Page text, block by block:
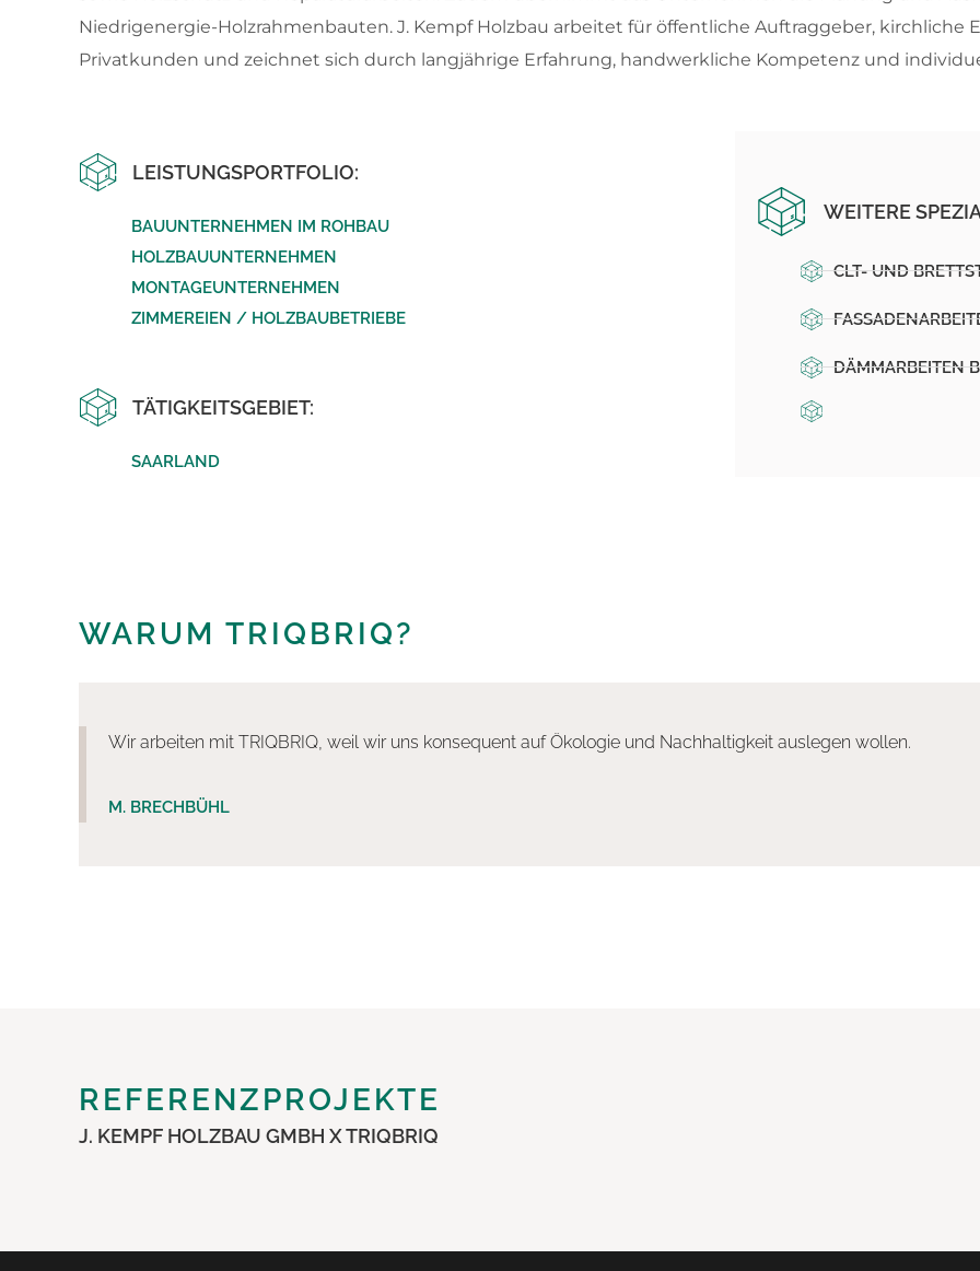
Niedrigenergie-Holzrahmenbauten. J. Kempf Holzbau arbeitet für öffentliche Auftraggeber,
Privatkunden und zeichnet sich durch langjährige Erfahrung, handwerkliche Kompetenz und
LEISTUNGSPORTFOLIO:
BAUUNTERNEHMEN IM ROHBAU
HOLZBAUUNTERNEHMEN
MONTAGEUNTERNEHMEN
ZIMMEREIEN / HOLZBAUBETRIEBE
TÄTIGKEITSGEBIET:
SAARLAND
WEITERE
CLT- UND
DÄMMARBEITEN
WARUM TRIQBRIQ?
Wir arbeiten mit TRIQBRIQ, weil wir uns konsequent auf Ökologie und Nachhaltigkeit auslegen wollen.
M. BRECHBÜHL
REFERENZPROJEKTE
J. KEMPF HOLZBAU GMBH X TRIQBRIQ